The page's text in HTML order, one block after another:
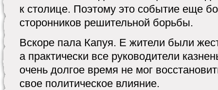
к столице. Поэтому это событие еще
сторонников решительной борьбы.
Вскоре пала Капуя. Е жители были
а практически все руководители
очень долгое время не мог
свое политическое влияние.